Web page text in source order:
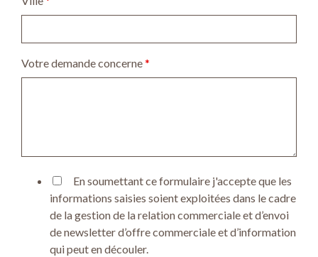
Votre demande concerne*
En soumettant ce formulaire j'accepte que les
informations saisies soient exploitées dans le cadre
de la gestion de la relation commerciale et d’envoi
de newsletter d’offre commerciale et d’information
qui peut en découler.